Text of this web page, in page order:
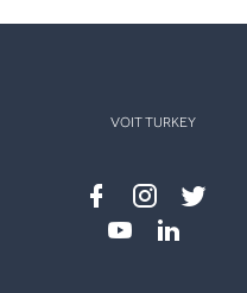
VOIT TURKEY
Facebook
instagram
twitter